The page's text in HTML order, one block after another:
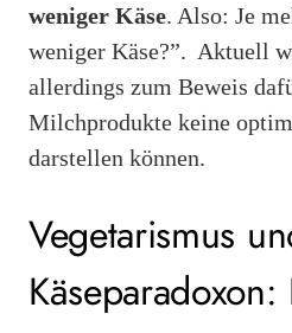
weniger Käse. Also: Je
weniger Käse?”. Aktuell
allerdings zum Beweis
Milchprodukte keine
darstellen können.
Vegetarismus